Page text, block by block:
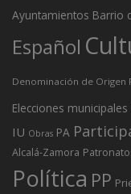
Ayuntamientos Barrio
Español
Denominación de Origen
Elecciones
IU Obras PA
Alcalá-Zamora
Política PP